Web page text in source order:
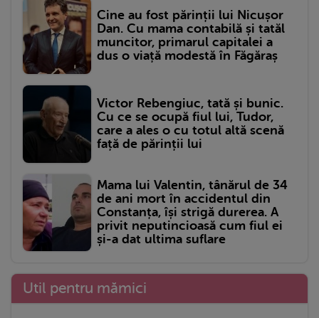
Cine au fost părinții lui Nicușor
Dan. Cu mama contabilă și tatăl
muncitor, primarul capitalei a
dus o viață modestă în Făgăraș
Victor Rebengiuc, tată și bunic.
Cu ce se ocupă fiul lui, Tudor,
care a ales o cu totul altă scenă
față de părinții lui
Mama lui Valentin, tânărul de 34
de ani mort în accidentul din
Constanța, își strigă durerea. A
privit neputincioasă cum fiul ei
și-a dat ultima suflare
Util pentru mămici